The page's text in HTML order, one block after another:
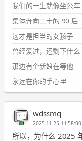
我们的一生就像坐公车
集体奔向二十的 90 后
这才是担当的女孩子
曾经爱过，还剩下什么
那边有个新娘在等他
永远在你的手心里
wdssmq
2025-11-25 11:58:00
所以，为什么 2025